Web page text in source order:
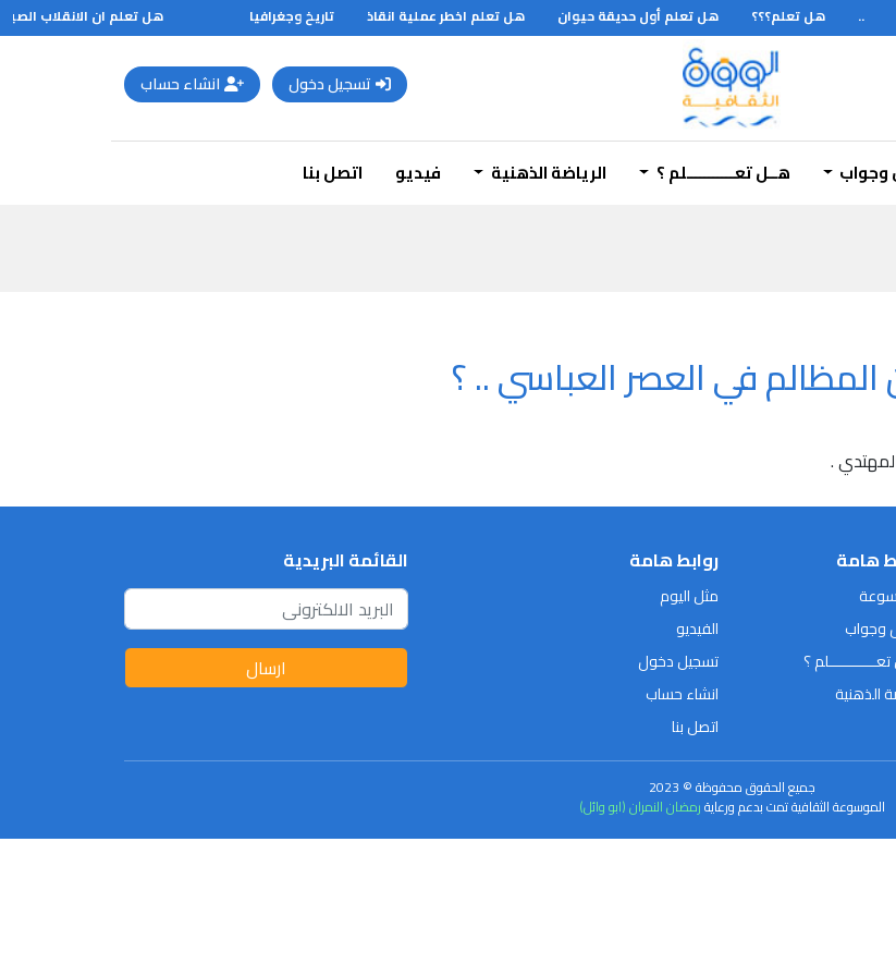
هل تعلم؟؟؟ هل تعلم أول حديقة حيوان هل تعلم اخطر عملية انقاذ تاريخ وجغرافيا هل تعلم ان الانقلاب الصيفي يتم في 21 يونيو ويتم
تسجيل دخول انشاء حساب
وجواب هــل تعـــــــــــلم ؟ الرياضة الذهنية فيديو اتصل بنا
في العصر العباسي .. ؟
.
هامة
وجواب
؟
الذهنية
روابط هامة
مثل اليوم
الفيديو
تسجيل دخول
انشاء حساب
اتصل بنا
القائمة البريدية
ارسال
جميع الحقوق محفوظة © 2023
الموسوعة الثقافية تمت بدعم ورعايةرمضان النمران (ابو وائل)